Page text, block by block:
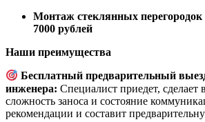
Монтаж стеклянных
7000 рублей
Наши преимущества
Бесплатный предварительный
инженера: Специалист приедет, сделает
сложность заноса и состояние
рекомендации и составит